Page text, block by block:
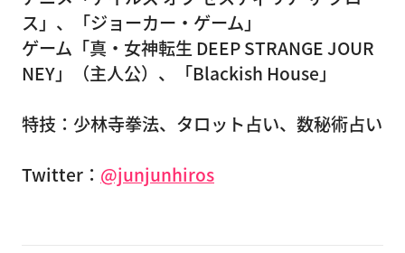
ス」、「ジョーカー・ゲーム」
ゲーム「真・女神転生 DEEP STRANGE JOUR
NEY」（主人公）、「Blackish House」
特技：少林寺拳法、タロット占い、数秘術占い
Twitter： @junjunhiros